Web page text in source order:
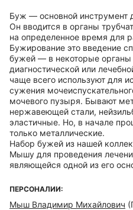
Буж — основной инструмент
Он вводится в органы
на определенное время для
Бужирование это введение
бужей — в некоторые
диагностической или
чаще всего используют для
сужения
мочевого пузыря. Бывают
нержавеющей стали,
эластичные. Но, в начале
только металлические.
Набор бужей из нашей
Мышу для проведения
являющейся одной из его
ПЕРСОНАЛИИ:
Мыш Владимир Михайлович